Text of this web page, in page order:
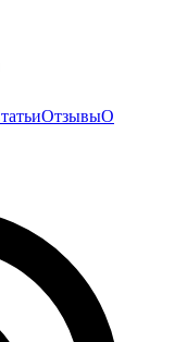
ОтзывыО